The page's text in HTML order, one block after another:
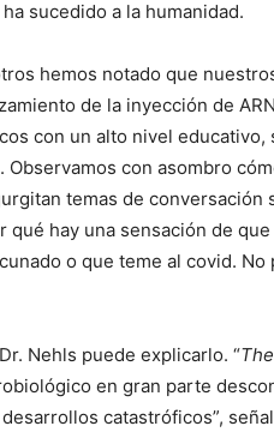
sucedido a la humanidad.
hemos notado que
de la inyección de
con un alto nivel
Observamos con asombro
temas de conversación
qué hay una sensación de
o que teme al covid.
Nehls puede explicarlo. “
en gran parte
catastróficos”,